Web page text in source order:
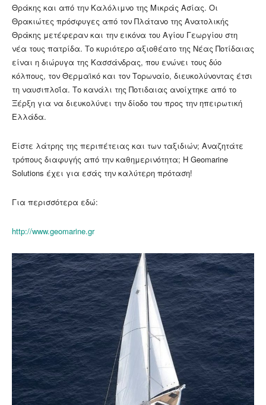
Θράκης και από την Καλόλιμνο της Μικράς Ασίας. Οι
Θρακιώτες πρόσφυγες από τον Πλάτανο της Ανατολικής
Θράκης μετέφεραν και την εικόνα του Αγίου Γεωργίου στη
νέα τους πατρίδα. Το κυριότερο αξιοθέατο της Νέας Ποτίδαιας
είναι η διώρυγα της Κασσάνδρας, που ενώνει τους δύο
κόλπους, τον Θερμαϊκό και τον Τορωναίο, διευκολύνοντας έτσι
τη ναυσιπλοΐα. Το κανάλι της Ποτιδαιας ανοίχτηκε από το
Ξέρξη για να διευκολύνει την δίοδο του προς την ηπειρωτική
Ελλάδα.
Είστε λάτρης της περιπέτειας και των ταξιδιών; Αναζητάτε
τρόπους διαφυγής από την καθημερινότητα; Η Geomarine
Solutions έχει για εσάς την καλύτερη πρόταση!
Για περισσότερα εδώ:
http://www.geomarine.gr